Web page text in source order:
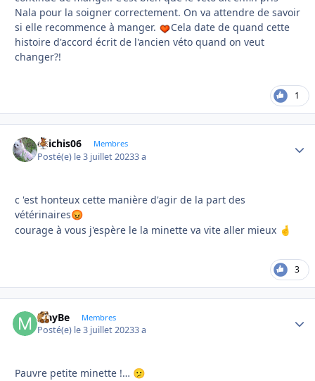
Nala pour la soigner correctement. On va attendre de savoir
si elle recommence à manger.
Cela date de quand cette
histoire d'accord écrit de l'ancien véto quand on veut
changer?!
1
chichis06 Membres
Posté(e) le 3 juillet 20233 a
c 'est honteux cette manière d'agir de la part des
vétérinaires😡
courage à vous j'espère le la minette va vite aller mieux 🤞
3
MayBe Membres
Posté(e) le 3 juillet 20233 a
Pauvre petite minette !… 🫤